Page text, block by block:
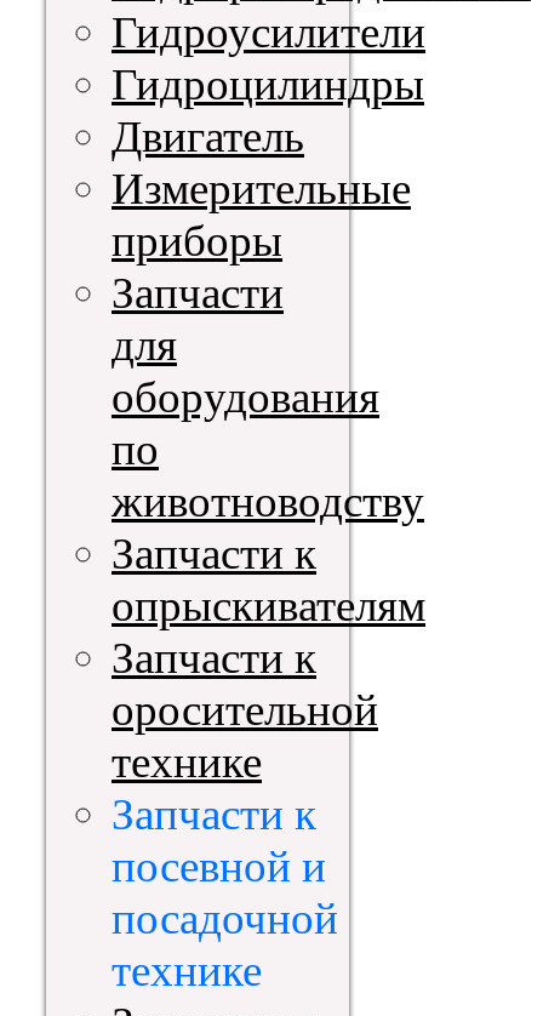
Гидроусилители
Гидроцилиндры
Двигатель
Измерительные
приборы
Запчасти
для
оборудования
по
животноводству
Запчасти к
опрыскивателям
Запчасти к
оросительной
технике
Запчасти к
посевной и
посадочной
технике